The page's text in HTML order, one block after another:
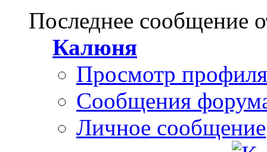
Последнее сообщение
Калюня
Просмотр профиля
Сообщения
Личное сообщение